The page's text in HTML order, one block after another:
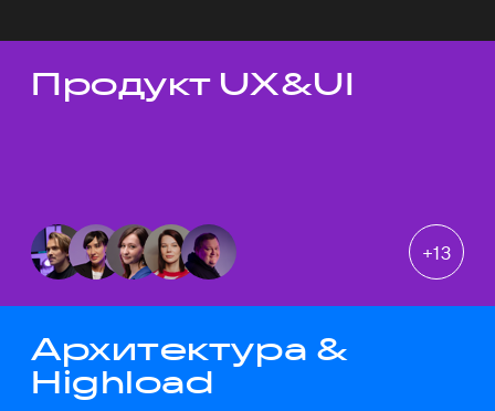
Темы докладов
Продукт UX&UI
+13
Архитектура &
Highload